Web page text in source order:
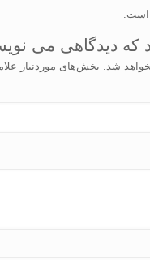
است.
دیدگاهی می نویسد
شد. بخش‌های موردنیاز